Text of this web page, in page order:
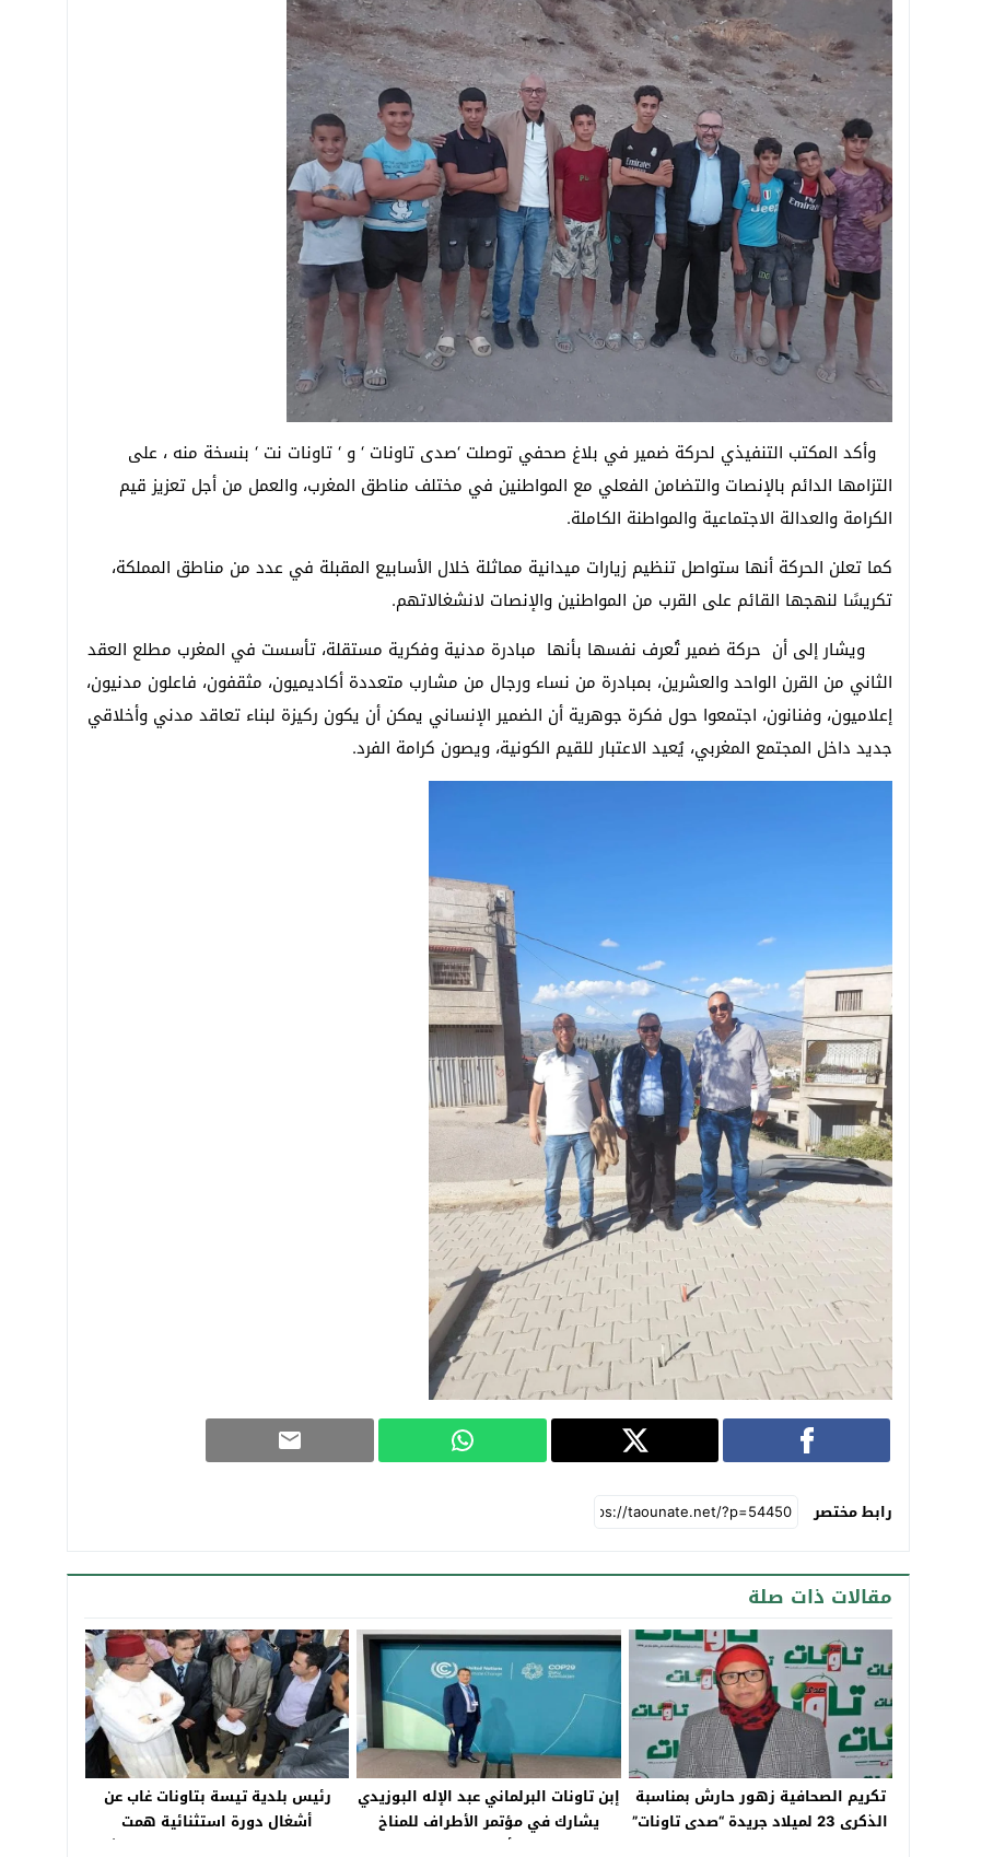
وأكد المكتب التنفيذي لحركة ضمير في بلاغ صحفي توصلت ‘صدى تاونات ‘ و ‘ تاونات نت ‘ بنسخة منه ، على
التزامها الدائم بالإنصات والتضامن الفعلي مع المواطنين في مختلف مناطق المغرب، والعمل من أجل تعزيز قيم
الكرامة والعدالة الاجتماعية والمواطنة الكاملة.
كما تعلن الحركة أنها ستواصل تنظيم زيارات ميدانية مماثلة خلال الأسابيع المقبلة في عدد من مناطق المملكة،
تكريسًا لنهجها القائم على القرب من المواطنين والإنصات لانشغالاتهم.
ويشار إلى أن حركة ضمير تُعرف نفسها بأنها مبادرة مدنية وفكرية مستقلة، تأسست في المغرب مطلع العقد
الثاني من القرن الواحد والعشرين، بمبادرة من نساء ورجال من مشارب متعددة أكاديميون، مثقفون، فاعلون مدنيون،
إعلاميون، وفنانون، اجتمعوا حول فكرة جوهرية أن الضمير الإنساني يمكن أن يكون ركيزة لبناء تعاقد مدني وأخلاقي
جديد داخل المجتمع المغربي، يُعيد الاعتبار للقيم الكونية، ويصون كرامة الفرد.
رابط مختصر
مقالات ذات صلة
تكريم الصحافية زهور حارش بمناسبة
الذكرى 23 لميلاد جريدة “صدى تاونات”
إبن تاونات البرلماني عبد الإله البوزيدي
يشارك في مؤتمر الأطراف للمناخ
بأذربيجان
رئيس بلدية تيسة بتاونات غاب عن
أشغال دورة استثنائية همت
الاستعدادات للاحتفال بعيد العرش